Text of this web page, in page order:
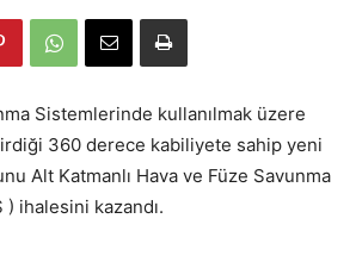
Sistemlerinde kullanılmak üzere
360 derece kabiliyete sahip yeni
Alt Katmanlı Hava ve Füze Savunma
) ihalesini kazandı.